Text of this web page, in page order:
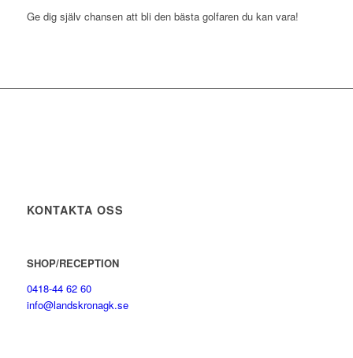
Ge dig själv chansen att bli den bästa golfaren du kan vara!
KONTAKTA OSS
SHOP/RECEPTION
0418-44 62 60
info@landskronagk.se